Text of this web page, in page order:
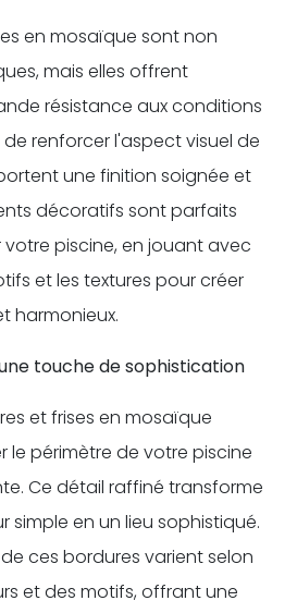
en mosaïque sont non
mais elles offrent
résistance aux conditions
de renforcer l'aspect visuel de
une finition soignée et
décoratifs sont parfaits
piscine, en jouant avec
et les textures pour créer
harmonieux.
touche de sophistication
et frises en mosaïque
le périmètre de votre piscine
Ce détail raffiné transforme
simple en un lieu sophistiqué.
ces bordures varient selon
et des motifs, offrant une